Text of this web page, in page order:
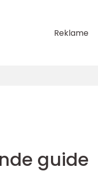
Reklame
guide